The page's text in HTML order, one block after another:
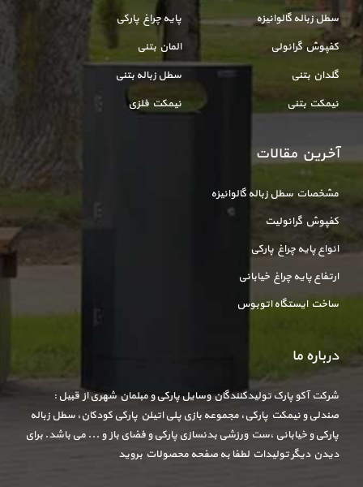
سطل زباله گالوانیزه
پایه چراغ پارکی
کفپوش گرانولی
المان بتنی
گلدان بتنی
سطل زباله بتنی
نیمکت بتنی
نیمکت فلزی
آخرین مقالات
مشخصات سطل زباله گالوانیزه
کفپوش گرانولیت
انواع پایه چراغ پارکی
ارتفاع پایه چراغ خیابانی
ساخت ایستگاه اتوبوس
درباره ما
شرکت آکو پارک تولیدکنندگان وسایل پارکی و مبلمان شهری از قبیل :
صندلی و نیمکت پارکی، مجموعه بازی پلی اتیلن پارکی کودکان، سطل زباله
پارکی و خیابانی ،ست ورزشی بدنسازی پارکی و فضای باز و ... می باشد. برای
دیدن دیگر تولیدات لطفا به صفحه محصولات بروید